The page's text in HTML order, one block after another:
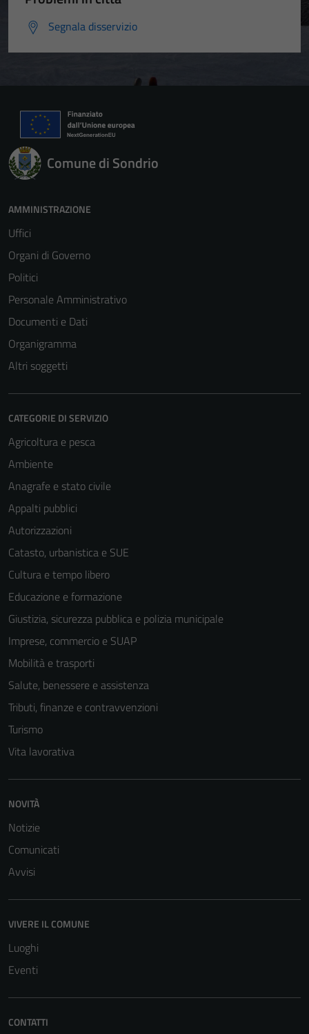
Segnala disservizio
Comune di Sondrio
AMMINISTRAZIONE
Uffici
Organi di Governo
Politici
Personale Amministrativo
Documenti e Dati
Organigramma
Altri soggetti
CATEGORIE DI SERVIZIO
Agricoltura e pesca
Ambiente
Anagrafe e stato civile
Appalti pubblici
Autorizzazioni
Catasto, urbanistica e SUE
Cultura e tempo libero
Educazione e formazione
Giustizia, sicurezza pubblica e polizia municipale
Imprese, commercio e SUAP
Mobilità e trasporti
Salute, benessere e assistenza
Tributi, finanze e contravvenzioni
Turismo
Vita lavorativa
NOVITÀ
Notizie
Comunicati
Avvisi
VIVERE IL COMUNE
Luoghi
Eventi
CONTATTI